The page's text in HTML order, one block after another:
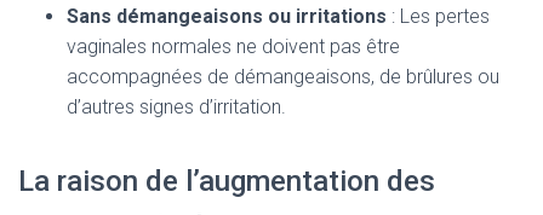
Sans démangeaisons ou irritations : Les pertes
vaginales normales ne doivent pas être
accompagnées de démangeaisons, de brûlures ou
d’autres signes d’irritation.
La raison de l’augmentation des